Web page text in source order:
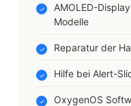
AMOLED-
Modelle
Reparatur der
Hilfe bei Alert-
OxygenOS